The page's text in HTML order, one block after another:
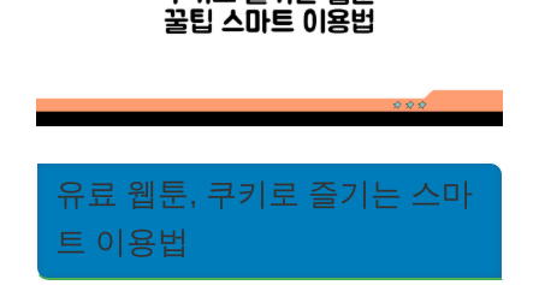
유료 웹툰, 쿠키로 즐기는 스마
트 이용법